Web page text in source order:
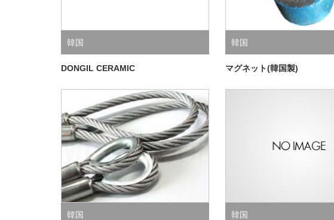
韓国
DONGIL CERAMIC
韓国
マグネット(韓国製)
韓国 韓国